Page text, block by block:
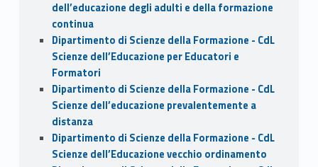
dell’educazione degli adulti e della formazione
continua
Dipartimento di Scienze della Formazione - CdL
Scienze dell’Educazione per Educatori e
Formatori
Dipartimento di Scienze della Formazione - CdL
Scienze dell’educazione prevalentemente a
distanza
Dipartimento di Scienze della Formazione - CdL
Scienze dell’Educazione vecchio ordinamento